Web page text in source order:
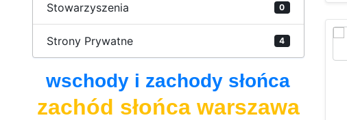
Stowarzyszenia 0
Strony Prywatne 4
wschody i zachody słońca
zachód słońca warszawa